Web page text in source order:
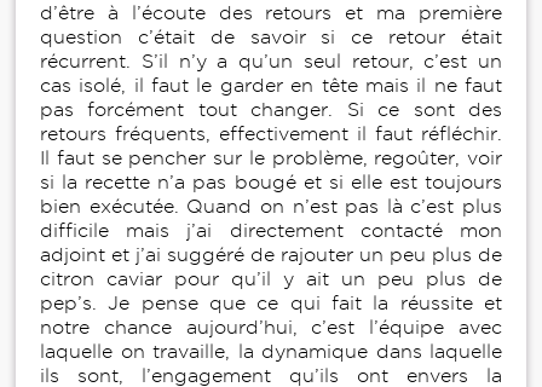
d’être à l’écoute des retours et ma première
question c’était de savoir si ce retour était
récurrent. S’il n’y a qu’un seul retour, c’est un
cas isolé, il faut le garder en tête mais il ne faut
pas forcément tout changer. Si ce sont des
retours fréquents, effectivement il faut réfléchir.
Il faut se pencher sur le problème, regoûter, voir
si la recette n’a pas bougé et si elle est toujours
bien exécutée. Quand on n’est pas là c’est plus
difficile mais j’ai directement contacté mon
adjoint et j’ai suggéré de rajouter un peu plus de
citron caviar pour qu’il y ait un peu plus de
pep’s. Je pense que ce qui fait la réussite et
notre chance aujourd’hui, c’est l’équipe avec
laquelle on travaille, la dynamique dans laquelle
ils sont, l’engagement qu’ils ont envers la